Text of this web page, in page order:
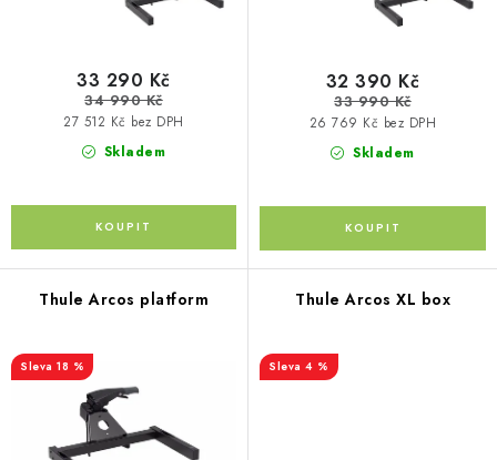
DÁRKOVÉ POUKAZY
Půjčovna
Moje objednávka
Napište nám
Reklamace
Obchodní podmínky
Skladem
27 512 Kč bez DPH
33 290 Kč
34 990 Kč
Skladem
26 769 Kč bez DPH
32 390 Kč
33 990 Kč
Thule Arcos platform
18 %
Thule Arcos XL box
4 %